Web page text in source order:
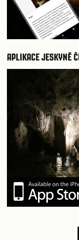
APLIKACE JESKYNĚ